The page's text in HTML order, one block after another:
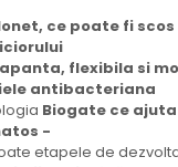
ce poate fi scos
flexibila si
antibacteriana
Biogate ce
-
etapele de